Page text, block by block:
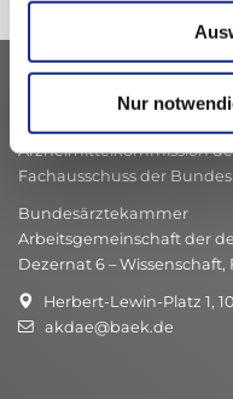
Nur
Arzneimittelkommission
Fachausschuss der
Bundesärztekammer
Arbeitsgemeinschaft der
Dezernat 6 –
Herbert-Lewin-Platz 1,
akdae@baek.de